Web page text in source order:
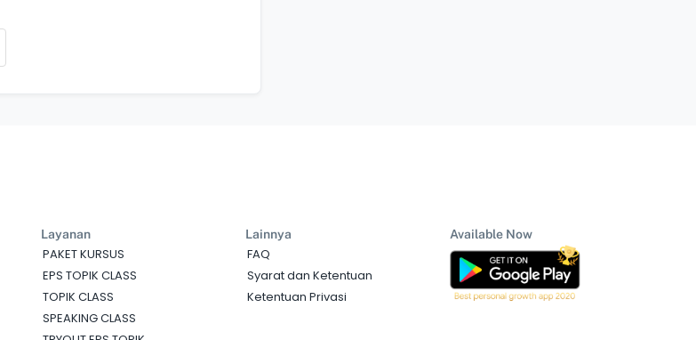
Layanan
PAKET KURSUS
EPS TOPIK CLASS
TOPIK CLASS
SPEAKING CLASS
Lainnya
FAQ
Syarat dan Ketentuan
Ketentuan Privasi
Available Now